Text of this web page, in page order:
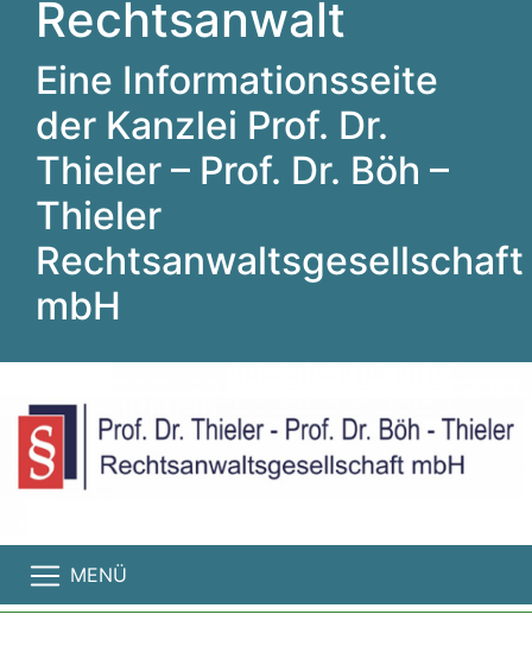
Rechtsanwalt
Eine Informationsseite
der Kanzlei Prof. Dr.
Thieler – Prof. Dr. Böh –
Thieler
Rechtsanwaltsgesellschaft
mbH
MENÜ